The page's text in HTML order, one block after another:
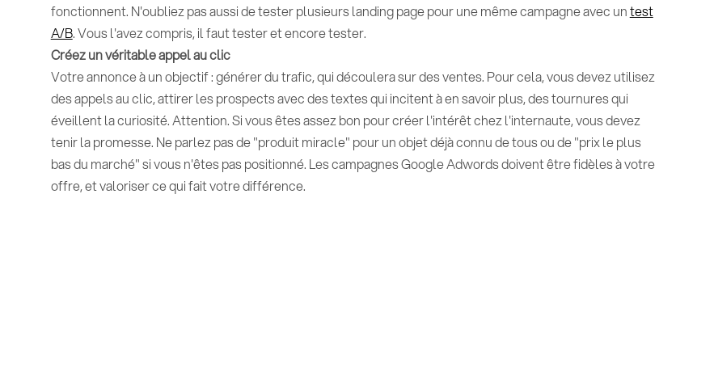
fonctionnent. N'oubliez pas aussi de tester plusieurs landing page pour une même campagne avec untest
A/B. Vous l'avez compris, il faut tester et encore tester.
Créez un véritable appel au clic
Votre annonce à un objectif : générer du trafic, qui découlera sur des ventes. Pour cela, vous devez utilisez
des appels au clic, attirer les prospects avec des textes qui incitent à en savoir plus, des tournures qui
éveillent la curiosité. Attention. Si vous êtes assez bon pour créer l'intérêt chez l'internaute, vous devez
tenir la promesse. Ne parlez pas de "produit miracle" pour un objet déjà connu de tous ou de "prix le plus
bas du marché" si vous n'êtes pas positionné. Les campagnes Google Adwords doivent être fidèles à votre
offre, et valoriser ce qui fait votre différence.